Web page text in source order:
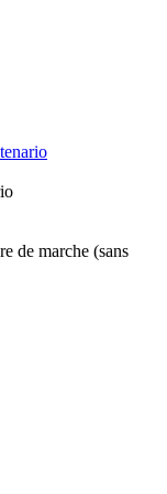
de marche (sans